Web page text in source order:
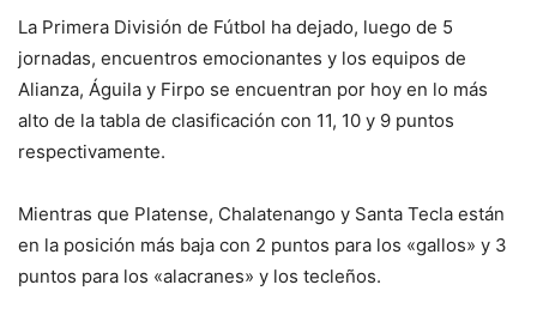
La Primera División de Fútbol ha dejado, luego de 5
jornadas, encuentros emocionantes y los equipos de
Alianza, Águila y Firpo se encuentran por hoy en lo más
alto de la tabla de clasificación con 11, 10 y 9 puntos
respectivamente.
Mientras que Platense, Chalatenango y Santa Tecla están
en la posición más baja con 2 puntos para los «gallos» y 3
puntos para los «alacranes» y los tecleños.